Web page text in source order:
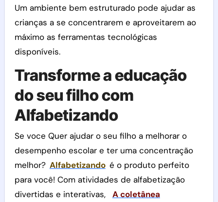
Um ambiente bem estruturado pode ajudar as
crianças a se concentrarem e aproveitarem ao
máximo as ferramentas tecnológicas
disponíveis.
Transforme a educação
do seu filho com
Alfabetizando
Se voce Quer ajudar o seu filho a melhorar o
desempenho escolar e ter uma concentração
melhor? Alfabetizando é o produto perfeito
para você! Com atividades de alfabetização
divertidas e interativas,
A coletânea